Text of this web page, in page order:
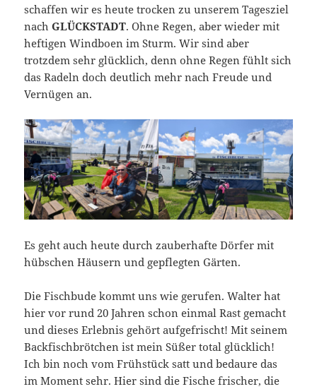
schaffen wir es heute trocken zu unserem Tagesziel
nachGLÜCKSTADT. Ohne Regen, aber wieder mit
heftigen Windboen im Sturm. Wir sind aber
trotzdem sehr glücklich, denn ohne Regen fühlt sich
das Radeln doch deutlich mehr nach Freude und
Vernügen an.
Es geht auch heute durch zauberhafte Dörfer mit
hübschen Häusern und gepflegten Gärten.
Die Fischbude kommt uns wie gerufen. Walter hat
hier vor rund 20 Jahren schon einmal Rast gemacht
und dieses Erlebnis gehört aufgefrischt! Mit seinem
Backfischbrötchen ist mein Süßer total glücklich!
Ich bin noch vom Frühstück satt und bedaure das
im Moment sehr. Hier sind die Fische frischer, die